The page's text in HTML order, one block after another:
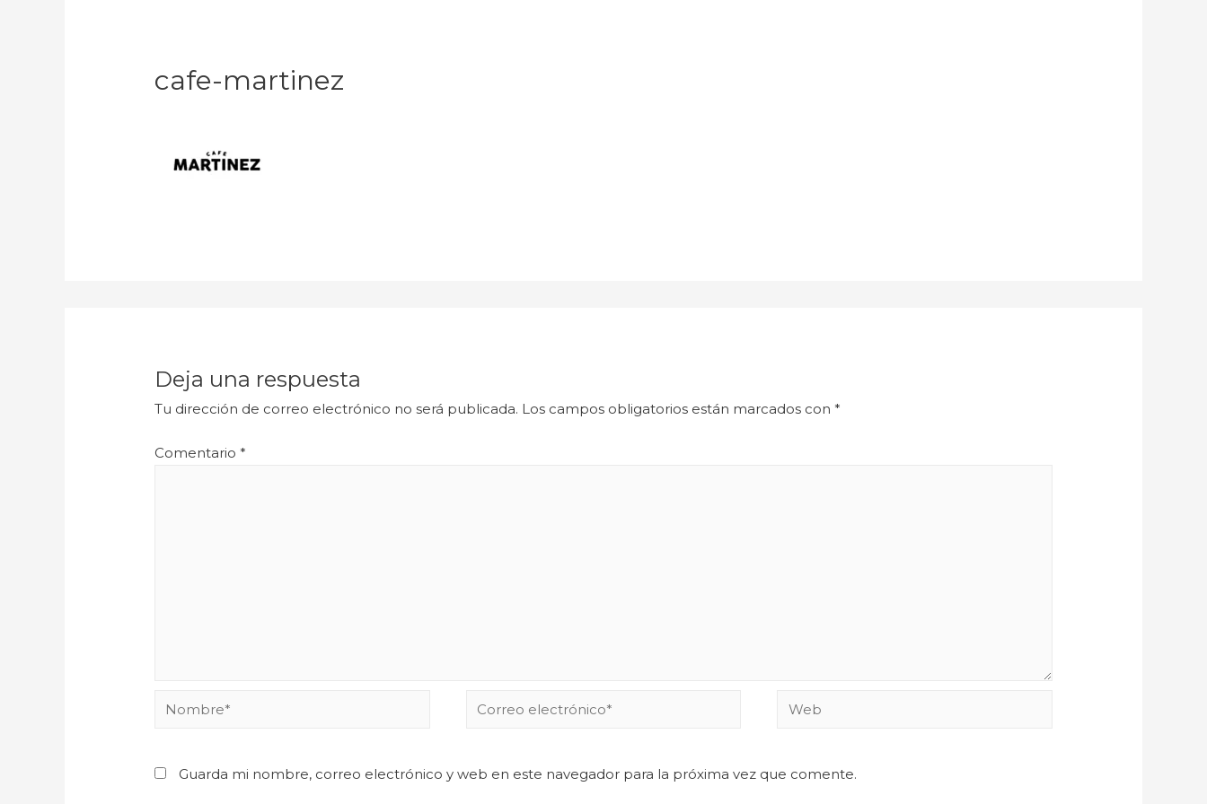
cafe-martinez
Deja una respuesta
Tu dirección de correo electrónico no será publicada. Los campos obligatorios están marcados con*
Comentario*
Guarda mi nombre, correo electrónico y web en este navegador para la próxima vez que comente.